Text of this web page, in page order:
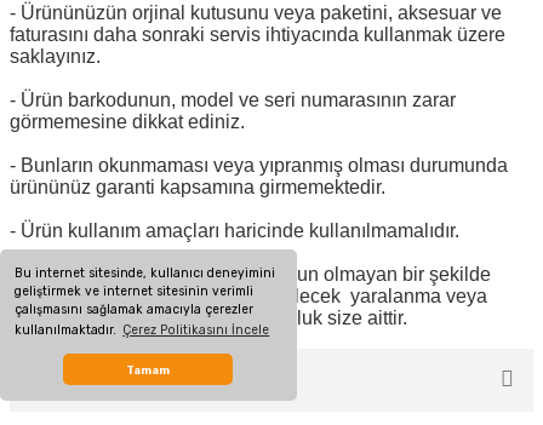
Bu internet sitesinde, kullanıcı deneyimini
geliştirmek ve internet sitesinin verimli
çalışmasını sağlamak amacıyla çerezler
kullanılmaktadır. Çerez Politikasını İncele
Tamam
- Ürününüzün orjinal kutusunu veya paketini, aksesuar ve
faturasını daha sonraki servis ihtiyacında kullanmak üzere
saklayınız.
- Ürün barkodunun, model ve seri numarasının zarar
görmemesine dikkat ediniz.
- Bunların okunmaması veya yıpranmış olması durumunda
ürününüz garanti kapsamına girmemektedir.
- Ürün kullanım amaçları haricinde kullanılmamalıdır.
- Satıcı firma, ürünün usulüne uygun olmayan bir şekilde
kullanılması sonucu ortaya çıkabilecek yaralanma veya
hasar görme vakalarında sorumluluk size aittir.
MÜŞTERİ YORUMLARI